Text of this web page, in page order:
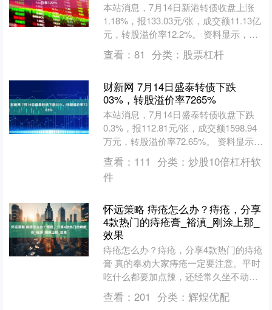
本站消息，7月14日新港转债收盘上涨
1.18%，报133.03元/张，成交额11.13亿
元，转股溢价率12.2%。 资料显示，新
港转债信用级别为“AA-”，债券....
查看： 81 分类： 股票杠杆
财新网 7月14日盛泰转债下跌
03%，转股溢价率7265%
本站消息，7月14日盛泰转债收盘下跌
0.3%，报112.81元/张，成交额1598.94
万元，转股溢价率72.65%。 资料显示，
盛泰转债信用级别为“AA”，债....
查看： 111 分类： 炒股10倍杠杆软
件
怀远策略 痔疮怎么办？痔疮，分享
4款热门的痔疮膏_裕滇_刚涂上那_
效果
痔疮怎么办？痔疮，分享4款热门的痔疮
膏 真的奉劝大家痔疮一定要注意。平时
吃什么都要加点辣，还经常久坐不动，
年纪轻轻长痔疮是必然的事情...日常普
遍使用的痔疮膏，....
查看： 201 分类： 辉煌优配